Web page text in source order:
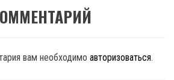
вам необходимо авторизоваться.